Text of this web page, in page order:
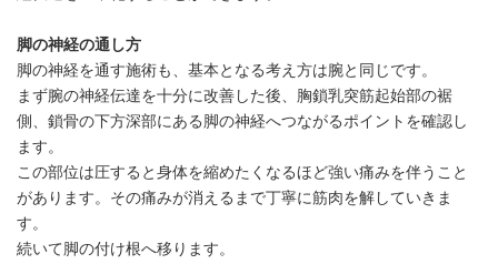
脚の神経の通し方
脚の神経を通す施術も、基本となる考え方は腕と同じです。
まず腕の神経伝達を十分に改善した後、胸鎖乳突筋起始部の裾
側、鎖骨の下方深部にある脚の神経へつながるポイントを確認し
ます。
この部位は圧すると身体を縮めたくなるほど強い痛みを伴うこと
があります。その痛みが消えるまで丁寧に筋肉を解していきま
す。
続いて脚の付け根へ移ります。